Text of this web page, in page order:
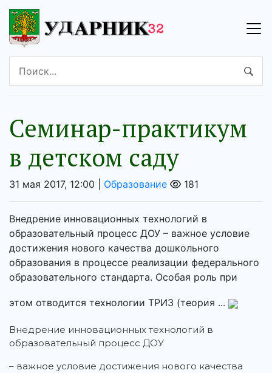
Семинар-практикум
в детском саду
31 мая 2017, 12:00 | Образование 181
Внедрение инновационных технологий в
образовательный процесс ДОУ – важное условие
достижения нового качества дошкольного
образования в процессе реализации федерального
образовательного стандарта. Особая роль при
этом отводится технологии ТРИЗ (теория ...
Внедрение инновационных технологий в
образовательный процесс ДОУ
– важное условие достижения нового качества